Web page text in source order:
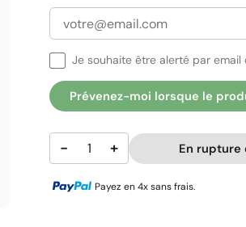
Je souhaite être alerté par
Prévenez-moi lorsque le
− + En rupture
Payez en 4x sans frais.